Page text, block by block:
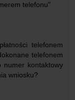
telefonu"
telefonem
telefonem
kontaktowy
wniosku?